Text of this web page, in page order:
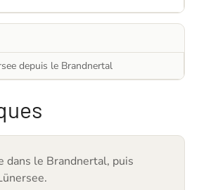
depuis le Brandnertal
dans le Brandnertal, puis